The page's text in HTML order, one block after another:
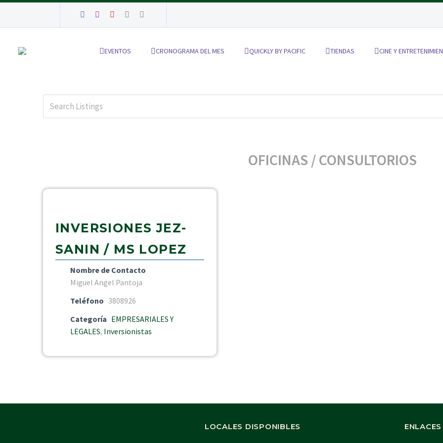
EVENTOS CRONOGRAMA DEL MES QUICKLY BY PACIFIC TIENDAS CINE Y
INVERSIONES JEZ-
SANIN / MS LOPEZ
Nombre de Contacto
Miguel Angel Pantoja
Teléfono 3808926
Categoría EMPRESARIALES Y
LEGALES, Inversionistas
LOCALES DISPONIBLES